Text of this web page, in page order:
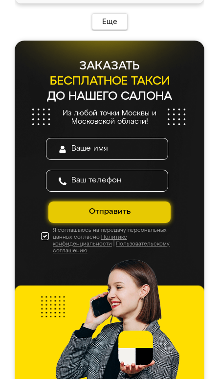
Еще
ЗАКАЗАТЬ
БЕСПЛАТНОЕ ТАКСИ
ДО НАШЕГО САЛОНА
Из любой точки Москвы и
Московской области!
Отправить
Я соглашаюсь на передачу персональных
данных согласно Политике
конфиденциальности
Пользовательскому
соглашению